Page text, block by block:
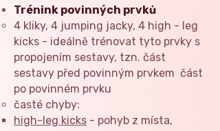
Trénink povinných prvků
4 kliky, 4 jumping jacky, 4 high - leg
kicks - ideálně trénovat tyto prvky s
propojením sestavy, tzn. část
sestavy před povinným prvkem část
po povinném prvku
časté chyby:
high-leg kicks - pohyb z místa,